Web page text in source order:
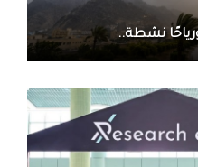
نشطة..